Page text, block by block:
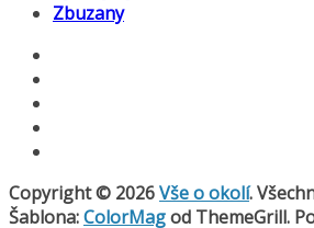
Zbuzany
Copyright © 2026Vše o okolí.
Šablona:ColorMagod ThemeGrill.